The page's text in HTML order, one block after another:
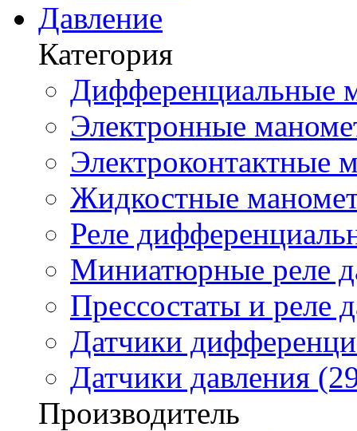
Давление
Категория
Дифференциальные
Электронные
Электроконтактные
Жидкостные
Реле
Миниатюрные реле
Прессостаты и реле
Датчики
Датчики давления
Производитель